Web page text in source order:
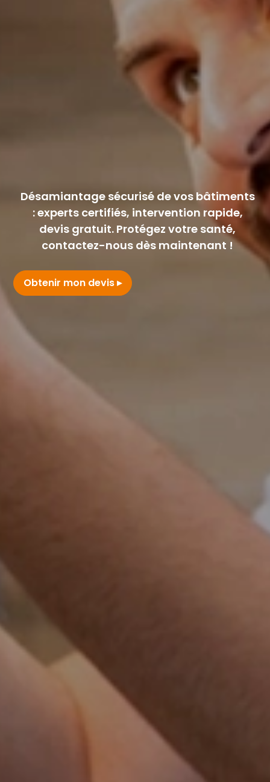
Désamiantage sécurisé de vos bâtiments
: experts certifiés, intervention rapide,
devis gratuit. Protégez votre santé,
contactez-nous dès maintenant !
Obtenir mon devis